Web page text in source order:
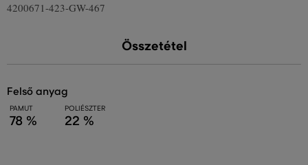
4200671-423-GW-467
Összetétel
felső anyag
PAMUT
78 %
POLIÉSZTER
22 %